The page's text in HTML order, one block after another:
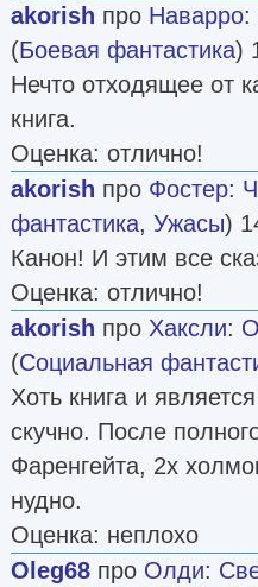
akorish про Наварро:
(Боевая фантастика)
Нечто отходящее от
книга.
Оценка: отлично!
akorish про Фостер:
фантастика, Ужасы)
Канон! И этим все
Оценка: отлично!
akorish про Хаксли:
(Социальная
Хоть книга и
скучно. После
Фаренгейта, 2х
нудно.
Оценка: неплохо
Oleg68 про Олди: